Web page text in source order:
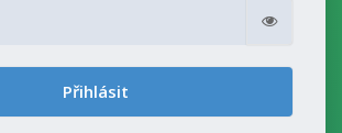
Zobrazit